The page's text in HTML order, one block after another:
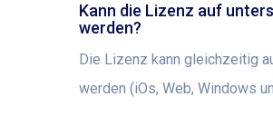
Kann die Lizenz auf
werden?
Die Lizenz kann gleichzeitig
werden (iOs, Web, Windows